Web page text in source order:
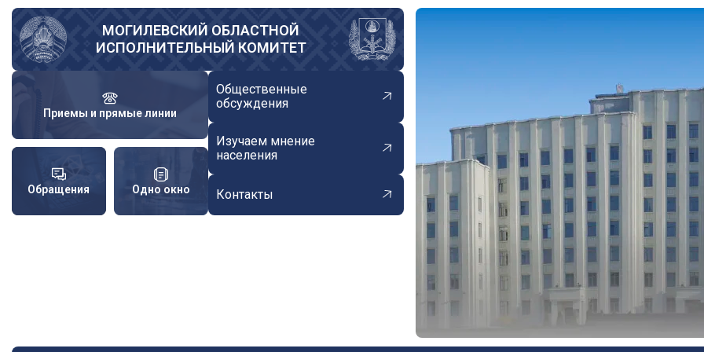
Перейти
основному
содержанию
МОГИЛЕВСКИЙ ОБЛАСТНОЙ
ИСПОЛНИТЕЛЬНЫЙ КОМИТЕТ
Приемы и прямые линии
Обращения Одно окно
Общественные
обсуждения
Изучаем мнение
населения
Контакты